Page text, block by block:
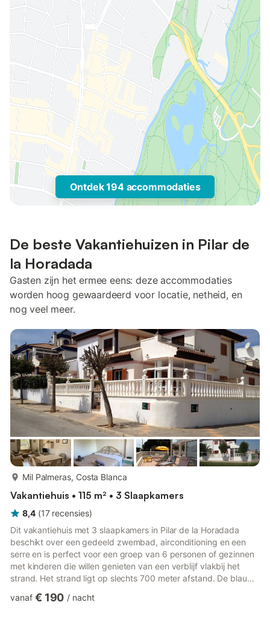
Ontdek 194 accommodaties
De beste Vakantiehuizen in Pilar de
la Horadada
Gasten zijn het ermee eens: deze accommodaties
worden hoog gewaardeerd voor locatie, netheid, en
nog veel meer.
Mil Palmeras, Costa Blanca
Vakantiehuis • 115 m² • 3 Slaapkamers
8,4 (17 recensies)
Dit vakantiehuis met 3 slaapkamers in Pilar de la Horadada
beschikt over een gedeeld zwembad, airconditioning en een
serre en is perfect voor een groep van 6 personen of gezinnen
met kinderen die willen genieten van een verblijf vlakbij het
strand. Het strand ligt op slechts 700 meter afstand. De blauwe
kust. De badplaats Torrevieja ligt op 15 km afstand en biedt
vanaf € 190 / nacht